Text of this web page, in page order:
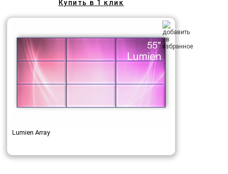
Купить в 1 клик
Lumien Array